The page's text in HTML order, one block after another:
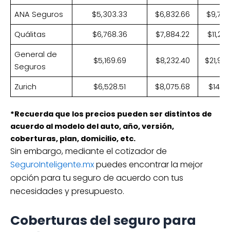
ANA Seguros
$5,303.33 $6,832.66
Quálitas
$6,768.36 $7,884.22
General de
Seguros
$5,169.69 $8,232.40
Zurich $6,528.51 $8,075.68
*Recuerda que los precios pueden ser distintos de
acuerdo al modelo del auto, año, versión,
coberturas, plan, domicilio, etc.
Sin embargo, mediante el cotizador de
SeguroInteligente.mxpuedes encontrar la mejor
opción para tu seguro de acuerdo con tus
necesidades y presupuesto.
Coberturas del seguro para